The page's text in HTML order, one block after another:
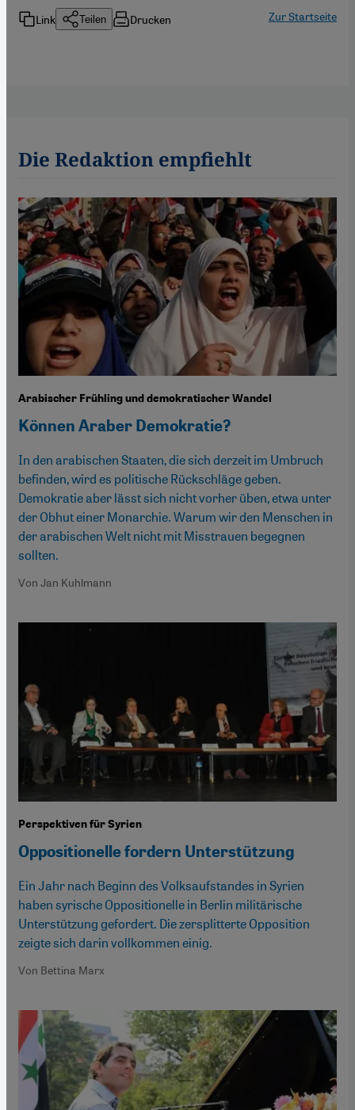
Link Teilen Drucken Zur Startseite
Die Redaktion empfiehlt
Arabischer Frühling und demokratischer Wandel
Können Araber Demokratie?
In den arabischen Staaten, die sich derzeit im Umbruch
befinden, wird es politische Rückschläge geben.
Demokratie aber lässt sich nicht vorher üben, etwa unter
der Obhut einer Monarchie. Warum wir den Menschen in
der arabischen Welt nicht mit Misstrauen begegnen
sollten.
Von Jan Kuhlmann
Perspektiven für Syrien
Oppositionelle fordern Unterstützung
Ein Jahr nach Beginn des Volksaufstandes in Syrien
haben syrische Oppositionelle in Berlin militärische
Unterstützung gefordert. Die zersplitterte Opposition
zeigte sich darin vollkommen einig.
Von Bettina Marx